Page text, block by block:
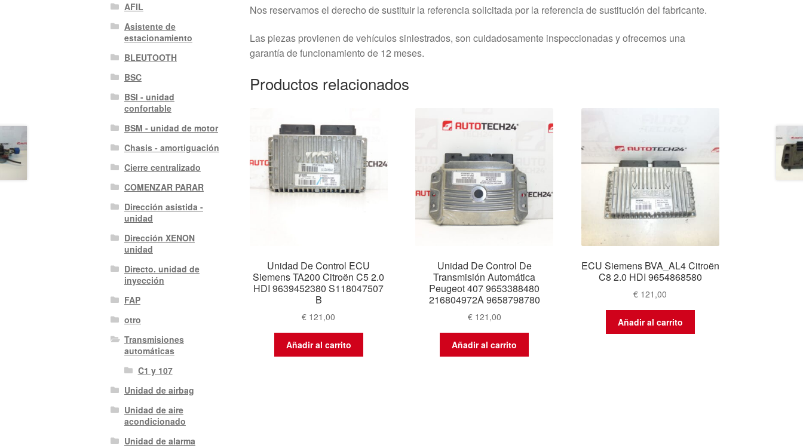
Nos reservamos el derecho de sustituir la referencia solicitada por la referencia de sustitución del fabricante.
Las piezas provienen de vehículos siniestrados, son cuidadosamente inspeccionadas y ofrecemos una
garantía de funcionamiento de 12 meses.
Productos relacionados
Unidad De Control ECU
Siemens TA200 Citroën C5 2.0
HDI 9639452380 S118047507
B
€ 121,00
Añadir al carrito
Unidad De Control De
Transmisión Automática
Peugeot 407 9653388480
216804972A 9658798780
€121,00
Añadir al carrito
ECU Siemens BVA_AL4 Citroën
C8 2.0 HDI 9654868580
€ 121,00
Añadir al carrito
AFIL
Asistente de
estacionamiento
BLEUTOOTH
BSC
BSI - unidad
confortable
BSM - unidad de motor
Chasis - amortiguación
Cierre centralizado
COMENZAR PARAR
Dirección asistida -
unidad
Dirección XENON
unidad
Directo. unidad de
inyección
FAP
otro
Transmisiones
automáticas
C1 y 107
Unidad de airbag
Unidad de aire
acondicionado
Unidad de alarma